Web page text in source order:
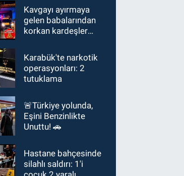
Kavgayı ayırmaya
gelen babalarından
korkan kardeşler
bizi vuracak"
Karabük'te narkotik
operasyonları: 2
tutuklama
🚨Türkiye yolunda,
Eşini Benzinlikte
Unuttu! 🚗
Hastane bahçesinde
silahlı saldırı: 1'i